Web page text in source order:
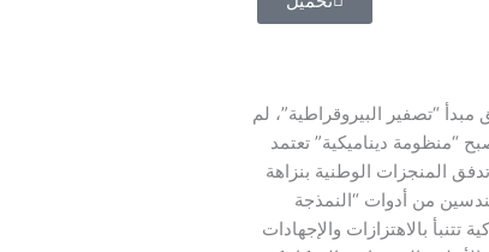
“تصفير البيروقراطية”، لم
“منظومة ديناميكية” تعتمد
المنجزات الوطنية بنزاهة
من أدوات “النمذجة
تتنبأ بالاهتزازات والإجهادات